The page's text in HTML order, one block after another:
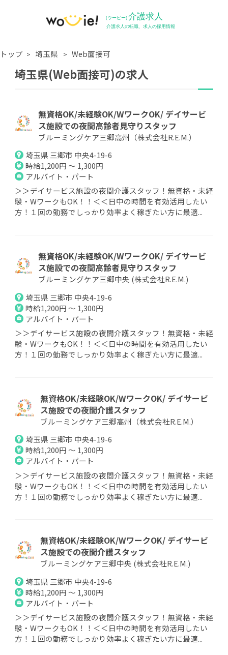
トップ 埼玉県 Web面接可
埼玉県(Web面接可)の求人
無資格OK/未経験OK/WワークOK/ デイサービ
ス施設での夜間高齢者見守りスタッフ
ブルーミングケア三郷高州（株式会社R.E.M.）
埼玉県 三郷市 中央4-19-6
時給1,200円 ～ 1,300円
アルバイト・パート
＞＞デイサービス施設の夜間介護スタッフ！無資格・未経
験・WワークもOK！！＜＜日中の時間を有効活用したい
方！１回の勤務でしっかり効率よく稼ぎたい方に最適...
無資格OK/未経験OK/WワークOK/ デイサービ
ス施設での夜間高齢者見守りスタッフ
ブルーミングケア三郷中央 (株式会社R.E.M.)
埼玉県 三郷市 中央4-19-6
時給1,200円 ～ 1,300円
アルバイト・パート
＞＞デイサービス施設の夜間介護スタッフ！無資格・未経
験・WワークもOK！！＜＜日中の時間を有効活用したい
方！１回の勤務でしっかり効率よく稼ぎたい方に最適...
無資格OK/未経験OK/WワークOK/ デイサービ
ス施設での夜間介護スタッフ
ブルーミングケア三郷高州（株式会社R.E.M.）
埼玉県 三郷市 中央4-19-6
時給1,200円 ～ 1,300円
アルバイト・パート
＞＞デイサービス施設の夜間介護スタッフ！無資格・未経
験・WワークもOK！！＜＜日中の時間を有効活用したい
方！１回の勤務でしっかり効率よく稼ぎたい方に最適...
無資格OK/未経験OK/WワークOK/ デイサービ
ス施設での夜間介護スタッフ
ブルーミングケア三郷中央 (株式会社R.E.M.)
埼玉県 三郷市 中央4-19-6
時給1,200円 ～ 1,300円
アルバイト・パート
＞＞デイサービス施設の夜間介護スタッフ！無資格・未経
験・WワークもOK！！＜＜日中の時間を有効活用したい
方！１回の勤務でしっかり効率よく稼ぎたい方に最適...